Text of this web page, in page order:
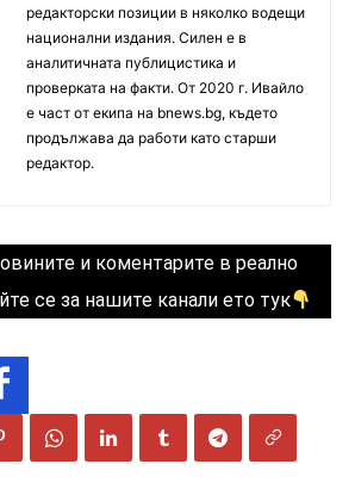
редакторски позиции в няколко водещи
национални издания. Силен е в
аналитичната публицистика и
проверката на факти. От 2020 г. Ивайло
е част от екипа на bnews.bg, където
продължава да работи като старши
редактор.
и коментарите в реално
се за нашите канали ето тук